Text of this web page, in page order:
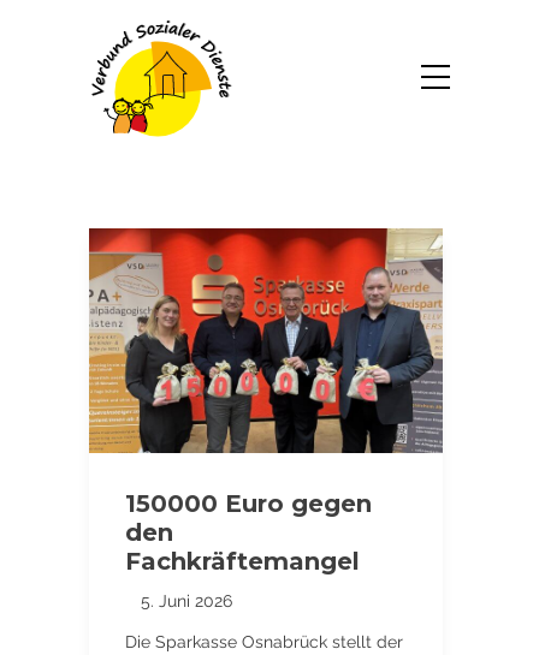
150000 Euro gegen
den
Fachkräftemangel
5. Juni 2026
Die Sparkasse Osnabrück stellt der